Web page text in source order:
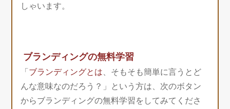
しゃいます。
ブランディングの無料学習
「ブランディングとは、そもそも簡単に言うとど
んな意味なのだろう？」という方は、次のボタン
からブランディングの無料学習をしてみてくださ